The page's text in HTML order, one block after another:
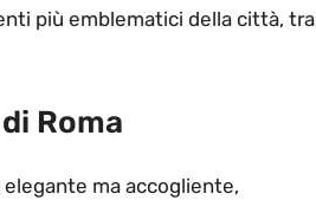
più emblematici della città, tra
Roma
ma accogliente,